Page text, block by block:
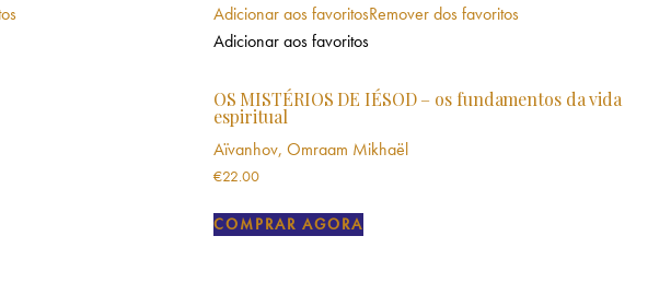
Adicionar aos favoritosRemover dos favoritos
Adicionar aos favoritos
OS MISTÉRIOS DE IÉSOD – os fundamentos da vida
espiritual
Aïvanhov, Omraam Mikhaël
€22.00
COMPRAR AGORA